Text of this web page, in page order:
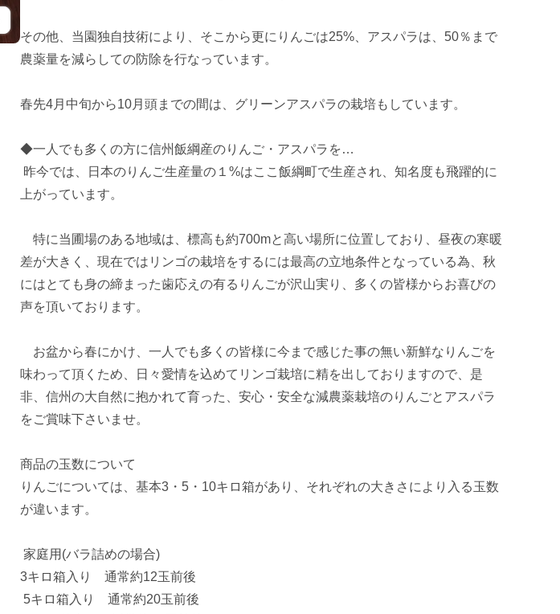
その他、当園独自技術により、そこから更にりんごは25%、アスパラは、50％まで
農薬量を減らしての防除を行なっています。
春先4月中旬から10月頭までの間は、グリーンアスパラの栽培もしています。
◆一人でも多くの方に信州飯綱産のりんご・アスパラを…
上がっています。
特に当圃場のある地域は、標高も約700mと高い場所に位置しており、昼夜の寒暖
差が大きく、現在ではリンゴの栽培をするには最高の立地条件となっている為、秋
にはとても身の締まった歯応えの有るりんごが沢山実り、多くの皆様からお喜びの
声を頂いております。
お盆から春にかけ、一人でも多くの皆様に今まで感じた事の無い新鮮なりんごを
味わって頂くため、日々愛情を込めてリンゴ栽培に精を出しておりますので、是
非、信州の大自然に抱かれて育った、安心・安全な減農薬栽培のりんごとアスパラ
をご賞味下さいませ。
商品の玉数について
りんごについては、基本3・5・10キロ箱があり、それぞれの大きさにより入る玉数
が違います。
3キロ箱入り　通常約12玉前後